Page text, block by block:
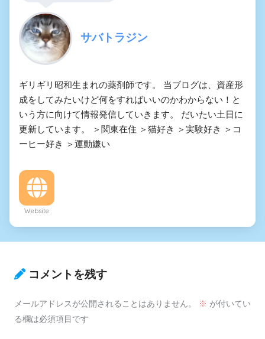
サバトラジン
ギリギリ昭和生まれの薬剤師です。 当ブログは、資産形
成をしてみたいけど何をすればいいのかわからない！と
いう方に向けて情報発信していきます。 だいたい土日に
更新しています。 ＞関東在住 ＞猫好き ＞実験好き ＞コ
ーヒー好き ＞運動嫌い
Website
コメントを残す
メールアドレスが公開されることはありません。 ※ が付いてい
る欄は必須項目です